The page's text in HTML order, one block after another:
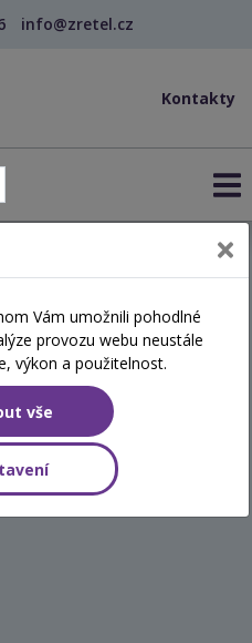
info@zretel.cz
Kontakty
Vám umožnili pohodlné
provozu webu neustále
výkon a použitelnost.
vše